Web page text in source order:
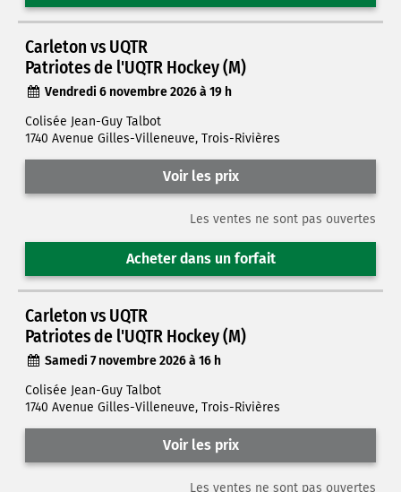
Carleton vs UQTR
Patriotes de l'UQTR Hockey (M)
Vendredi 6 novembre 2026 à 19 h
Colisée Jean-Guy Talbot
1740 Avenue Gilles-Villeneuve, Trois-Rivières
Voir les prix
Les ventes ne sont pas ouvertes
Acheter dans un forfait
Carleton vs UQTR
Patriotes de l'UQTR Hockey (M)
Samedi 7 novembre 2026 à 16 h
Colisée Jean-Guy Talbot
1740 Avenue Gilles-Villeneuve, Trois-Rivières
Voir les prix
Les ventes ne sont pas ouvertes